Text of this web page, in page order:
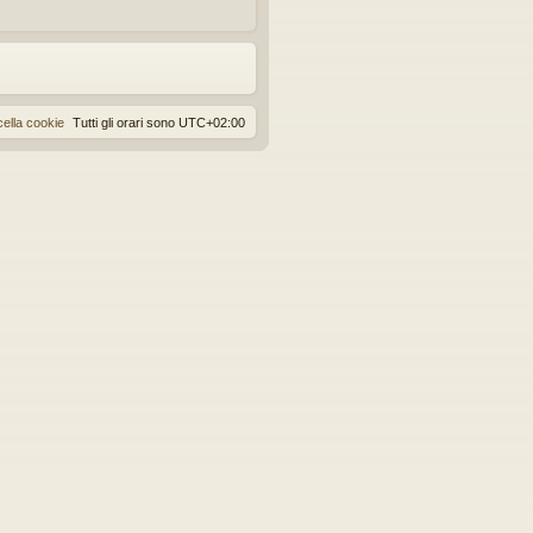
Tutti gli orari sono UTC+02:00
cookie